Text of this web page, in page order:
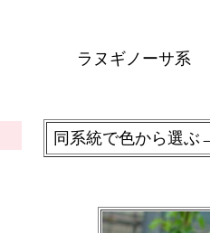
ラヌギノーサ系
同系統で色から選ぶ